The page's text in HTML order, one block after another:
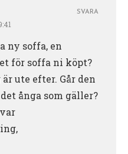
ny soffa, en
för soffa ni köpt?
ute efter. Går den
ånga som gäller?
SVARA